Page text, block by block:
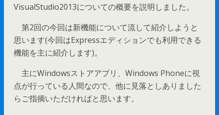
VisualStudio2013についての概要を説明しました。
第2回の今回は新機能について流して紹介しようと
思います(今回はExpressエディションでも利用できる
機能を主に紹介します)。
主にWindowsストアアプリ、Windows Phoneに視
点が行っている人間なので、他に見落としありました
らご指摘いただければと思います。